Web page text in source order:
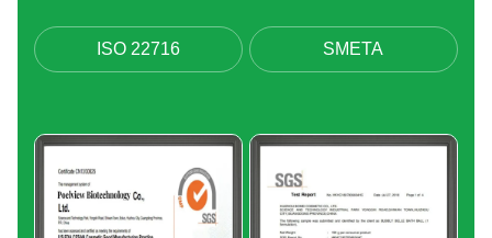
ISO 22716 SMETA